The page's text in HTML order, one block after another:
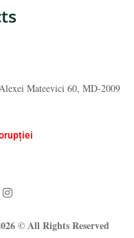
Mateevici 60, MD-2009
© All Rights Reserved